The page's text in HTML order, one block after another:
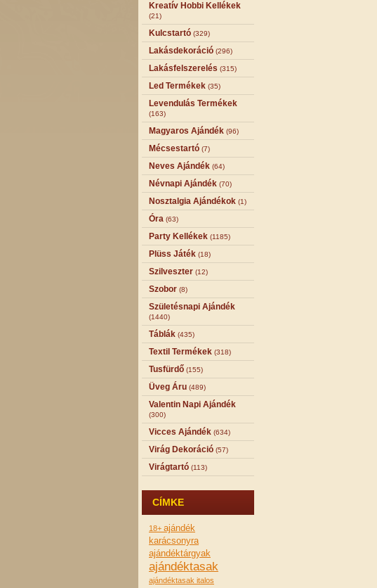
Kreatív Hobbi Kellékek
(21)
Kulcstartó (329)
Lakásdekoráció (296)
Lakásfelszerelés (315)
Led Termékek (35)
Levendulás Termékek
(163)
Magyaros Ajándék (96)
Mécsestartó (7)
Neves Ajándék (64)
Névnapi Ajándék (70)
Nosztalgia Ajándékok (1)
Óra (63)
Party Kellékek (1185)
Plüss Játék (18)
Szilveszter (12)
Szobor (8)
Születésnapi Ajándék
(1440)
Táblák (435)
Textil Termékek (318)
Tusfürdő (155)
Üveg Áru (489)
Valentin Napi Ajándék
(300)
Vicces Ajándék (634)
Virág Dekoráció (57)
Virágtartó (113)
CÍMKE
18+ ajándék
karácsonyra
ajándéktárgyak
ajándéktasak
ajándéktasak italos